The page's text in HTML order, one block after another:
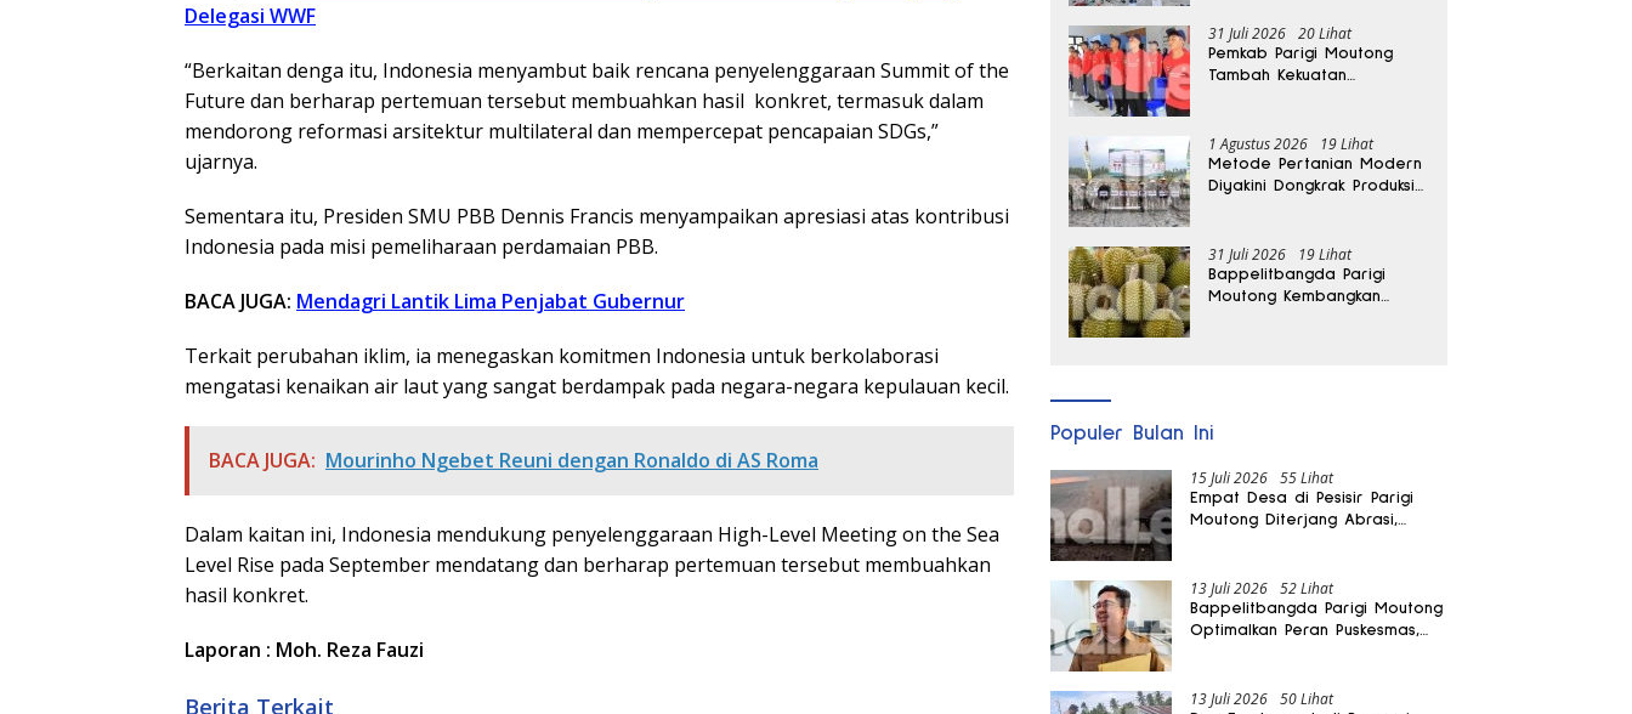
Delegasi WWF
“Berkaitan denga itu, Indonesia menyambut baik rencana penyelenggaraan Summit of the
Future dan berharap pertemuan tersebut membuahkan hasil konkret, termasuk dalam
mendorong reformasi arsitektur multilateral dan mempercepat pencapaian SDGs,”
ujarnya.
Sementara itu, Presiden SMU PBB Dennis Francis menyampaikan apresiasi atas kontribusi
Indonesia pada misi pemeliharaan perdamaian PBB.
BACA JUGA: Mendagri Lantik Lima Penjabat Gubernur
Terkait perubahan iklim, ia menegaskan komitmen Indonesia untuk berkolaborasi
mengatasi kenaikan air laut yang sangat berdampak pada negara-negara kepulauan kecil.
BACA JUGA: Mourinho Ngebet Reuni dengan Ronaldo di AS Roma
Dalam kaitan ini, Indonesia mendukung penyelenggaraan High-Level Meeting on the Sea
Level Rise pada September mendatang dan berharap pertemuan tersebut membuahkan
hasil konkret.
Laporan : Moh. Reza Fauzi
Berita Terkait
31 Juli 2026 20 Lihat
Pemkab Parigi Moutong
Tambah Kekuatan
1 Agustus 2026 19 Lihat
Metode Pertanian Modern
Diyakini Dongkrak Produksi
31 Juli 2026 19 Lihat
Bappelitbangda Parigi
Moutong Kembangkan
Populer Bulan Ini
15 Juli 2026 55 Lihat
Empat Desa di Pesisir Parigi
Moutong Diterjang Abrasi,
13 Juli 2026 52 Lihat
Bappelitbangda Parigi Moutong
Optimalkan Peran Puskesmas,
13 Juli 2026 50 Lihat